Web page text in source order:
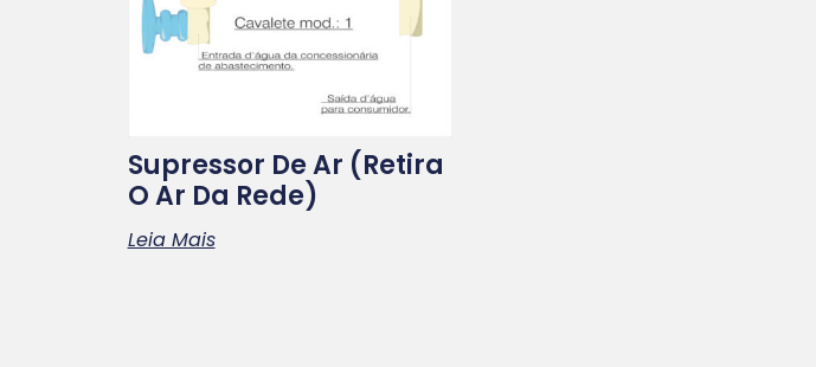
Supressor De Ar (retira
O Ar Da Rede)
Leia Mais